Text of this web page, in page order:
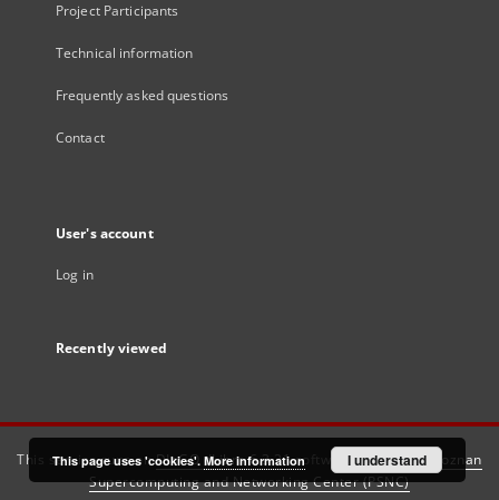
Project Participants
Technical information
Frequently asked questions
Contact
User's account
Log in
Recently viewed
This service runs onDInGO dLibra 6.3.21software created by
Poznan
Supercomputing and Networking Center (PSNC)
This page uses 'cookies'. More information I understand